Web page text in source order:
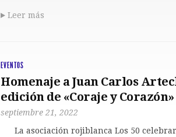
Leer más
EVENTOS
Homenaje a Juan Carlos
edición de «Coraje y Corazón»
septiembre 21, 2022
La asociación rojiblanca Los 50